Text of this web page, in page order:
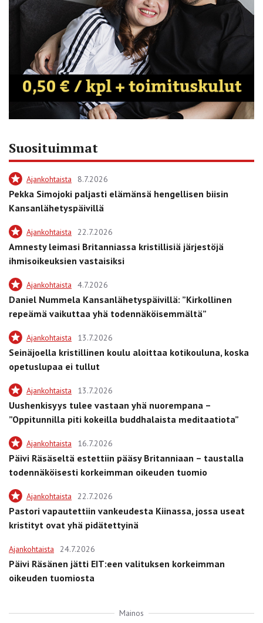
Suosituimmat
Ajankohtaista 8.7.2026
Pekka Simojoki paljasti elämänsä hengellisen biisin
Kansanlähetyspäivillä
Ajankohtaista 22.7.2026
Amnesty leimasi Britanniassa kristillisiä järjestöjä
ihmisoikeuksien vastaisiksi
Ajankohtaista 4.7.2026
Daniel Nummela Kansanlähetyspäivillä: ”Kirkollinen
repeämä vaikuttaa yhä todennäköisemmältä”
Ajankohtaista 13.7.2026
Seinäjoella kristillinen koulu aloittaa kotikouluna, koska
opetuslupaa ei tullut
Ajankohtaista 13.7.2026
Uushenkisyys tulee vastaan yhä nuorempana –
”Oppitunnilla piti kokeilla buddhalaista meditaatiota”
Ajankohtaista 16.7.2026
Päivi Räsäseltä estettiin pääsy Britanniaan – taustalla
todennäköisesti korkeimman oikeuden tuomio
Ajankohtaista 22.7.2026
Pastori vapautettiin vankeudesta Kiinassa, jossa useat
kristityt ovat yhä pidätettyinä
Ajankohtaista 24.7.2026
Päivi Räsänen jätti EIT:een valituksen korkeimman
oikeuden tuomiosta
Mainos